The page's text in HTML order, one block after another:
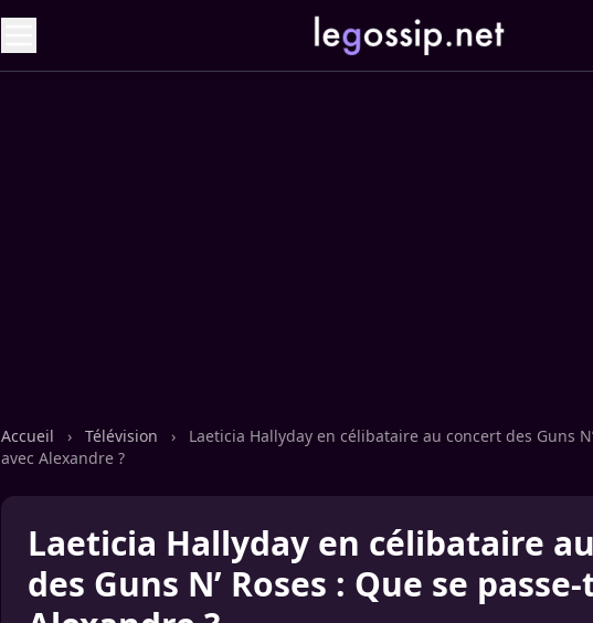
Accueil › Télévision ›
Laeticia Hallyday en célibataire au concert des Guns
avec Alexandre ?
Laeticia Hallyday en célibataire
des Guns N’ Roses : Que se